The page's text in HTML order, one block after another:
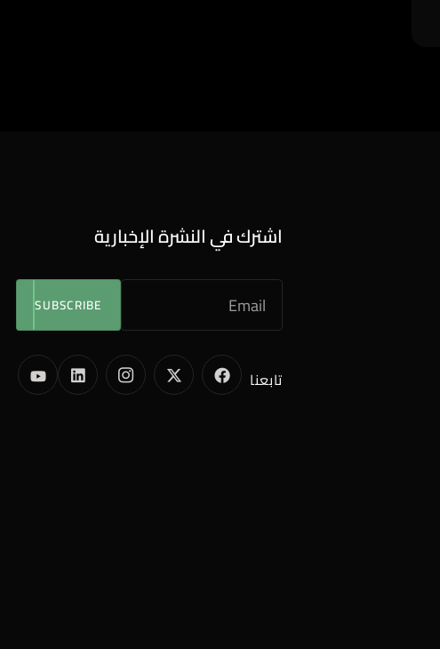
اشترك في النشرة الإخبارية
SUBSCRIBE
تابعنا